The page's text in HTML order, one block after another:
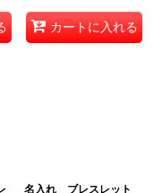
カートに入れる
名入れ ブレスレット